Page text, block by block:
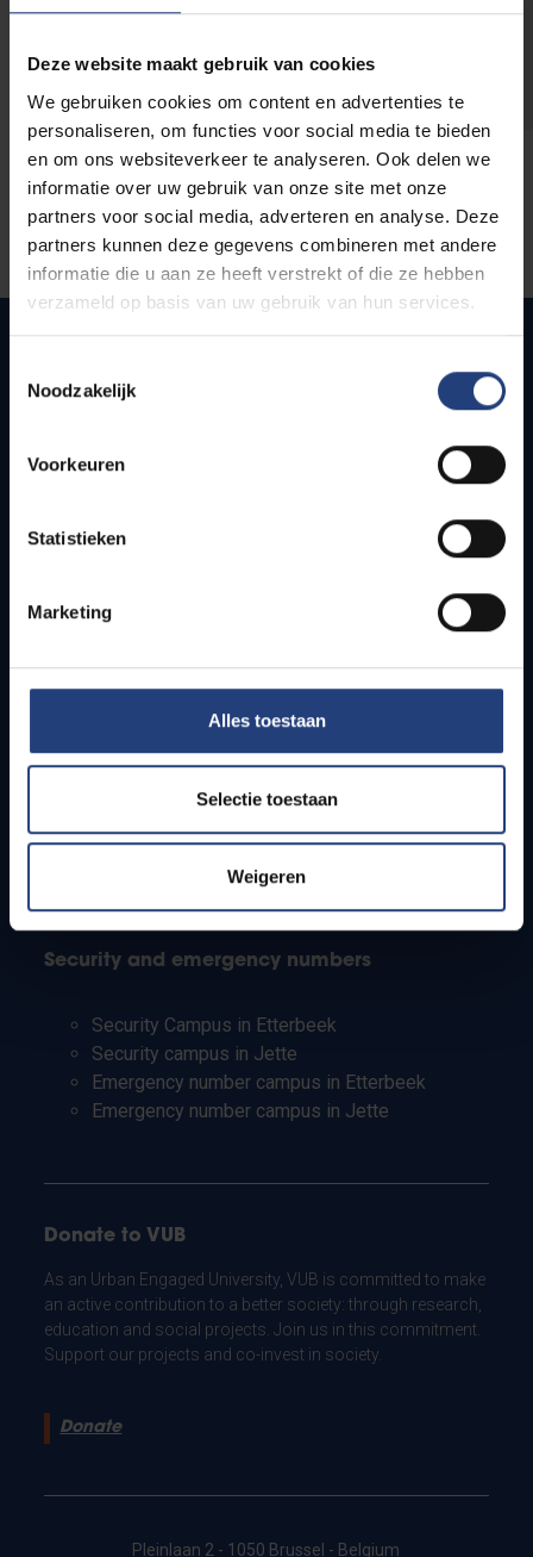
Deze website maakt gebruik van cookies
We gebruiken cookies om content en advertenties te
personaliseren, om functies voor social media te bieden
en om ons websiteverkeer te analyseren. Ook delen we
informatie over uw gebruik van onze site met onze
partners voor social media, adverteren en analyse. Deze
partners kunnen deze gegevens combineren met andere
informatie die u aan ze heeft verstrekt of die ze hebben
verzameld op basis van uw gebruik van hun services.
Noodzakelijk
Voorkeuren
Statistieken
Marketing
Alles toestaan
Selectie toestaan
Weigeren
Quick links
How to get to the VUB campuses
Students
PhD students
Teachers and secondary schools
Working students
Security and emergency numbers
Security Campus in Etterbeek
Security campus in Jette
Emergency number campus in Etterbeek
Emergency number campus in Jette
Donate to VUB
As an Urban Engaged University, VUB is committed to make
an active contribution to a better society: through research,
education and social projects. Join us in this commitment.
Support our projects and co-invest in society.
Donate
Pleinlaan 2 - 1050 Brussel - Belgium